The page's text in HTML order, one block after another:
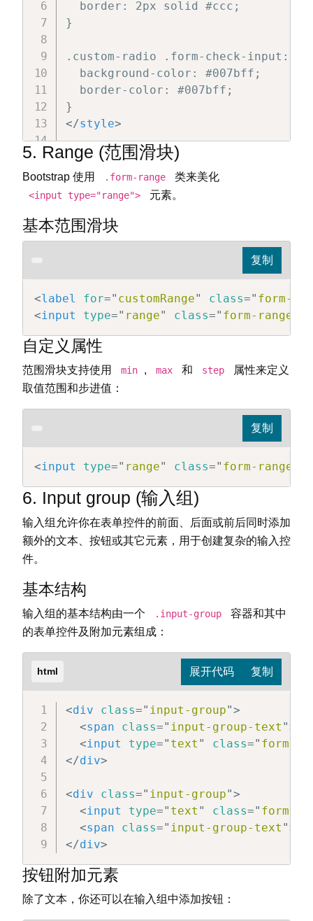
  border: 2px solid #ccc;
}
.custom-radio .form-check-
  background-color: #007bff;
  border-color: #007bff;
</style>
<div class="form-check custom-radio
<input class= "form-check-input
<label class="
</label
</div>
5. Range (范围滑块)
Bootstrap 使用 .form-range 类来美化
<input type="range"> 元素。
基本范围滑块
<label for=" customRange" class=" form-
<input type=" range" class=" form-range
自定义属性
范围滑块支持使用 min , max 和 step
属性来定义
取值范围和步进值：
<input type=" range" class=" form-range
6. Input group (输入组)
输入组允许你在表单控件的前面、后面或前后同时添加
额外的文本、按钮或其它元素，用于创建复杂的输入控
件。
基本结构
输入组的基本结构由一个 .input-group
容器和其中
的表单控件及附加元素组成：
html
<div class=" input-group">
<span class=" input-group-text ">
<input type=" text " class=" form-
</div>
<div class=" input-group">
<input type=" text " class=" form-
<span class=" input-group-text ">
</div>
按钮附加元素
除了文本，你还可以在输入组中添加按钮：